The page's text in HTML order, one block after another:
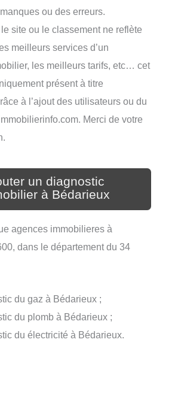
ou des erreurs.
le site ou le classement ne reflète
meilleurs services d’un
les meilleurs tarifs, etc… cet
présent à titre
à l’ajout des utilisateurs ou du
Merci de votre
un diagnostic
à Bédarieux
agences immobilieres à
dans le département du 34
du gaz à Bédarieux ;
du plomb à Bédarieux ;
du électricité à Bédarieux.